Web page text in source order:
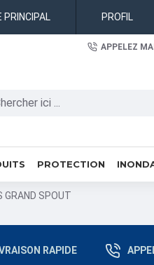
PRINCIPAL PROFIL
APPELEZ
PROTECTION
GRAND SPOUT
RAPIDE